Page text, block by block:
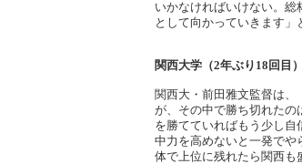
いかなければいけない。
として向かっていきます」
関西大学（2年ぶり18回目）
関西大・前田雅文監督は
が、その中で勝ち切れたの
を勝てていればもう少し
中力を高めないと一発でや
体で上位に残れたら関西も